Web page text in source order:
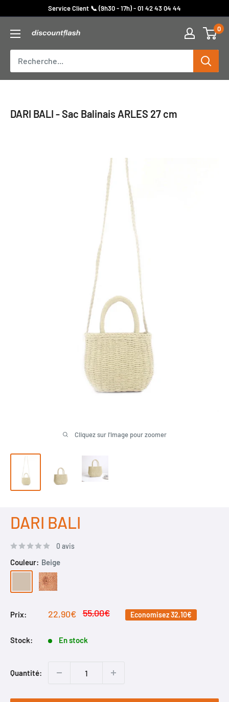
contenu
Service Client 📞 (9h30 - 17h) - 01 42 43 04 44
Discount
Flash
0
DARI BALI - Sac Balinais ARLES 27 cm
Cliquez sur l'image pour zoomer
DARI BALI
0 avis
Couleur: Beige
Naturelle
Prix:
Prix
22,90€ Prix
55,00€ Economisez32,10€
Stock: En stock
Quantité: